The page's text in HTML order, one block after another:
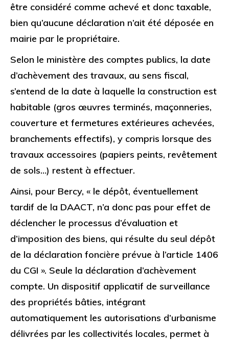
être considéré comme achevé et donc taxable,
bien qu’aucune déclaration n’ait été déposée en
mairie par le propriétaire.
Selon le ministère des comptes publics, la date
d’achèvement des travaux, au sens fiscal,
s’entend de la date à laquelle la construction est
habitable (gros œuvres terminés, maçonneries,
couverture et fermetures extérieures achevées,
branchements effectifs), y compris lorsque des
travaux accessoires (papiers peints, revêtement
de sols…) restent à effectuer.
Ainsi, pour Bercy, « le dépôt, éventuellement
tardif de la DAACT, n’a donc pas pour effet de
déclencher le processus d’évaluation et
d’imposition des biens, qui résulte du seul dépôt
de la déclaration foncière prévue à l’article 1406
du CGI ». Seule la déclaration d’achèvement
compte. Un dispositif applicatif de surveillance
des propriétés bâties, intégrant
automatiquement les autorisations d’urbanisme
délivrées par les collectivités locales, permet à